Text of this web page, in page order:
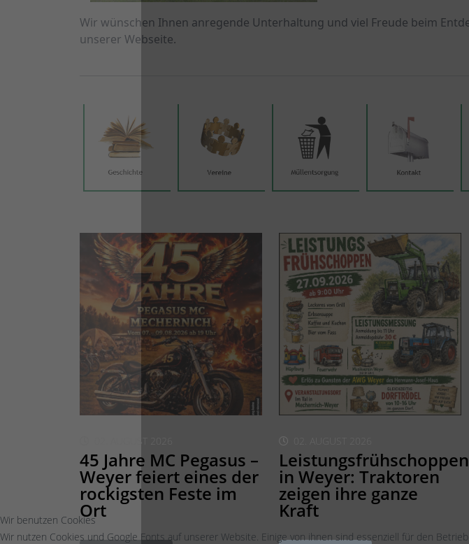
Wir wünschen Ihnen anregende Unterhaltung und viel Freude beim
unserer Webseite.
45 Jahre MC Pegasus –
Weyer feiert eines der
rockigsten Feste im
Ort
Leistungsfrühschoppen
in Weyer: Traktoren
zeigen ihre ganze
Kraft
Wir benutzen Cookies
Wir nutzen Cookies und Google Fonts auf unserer Website. Einige von ihnen sind essenziell für den